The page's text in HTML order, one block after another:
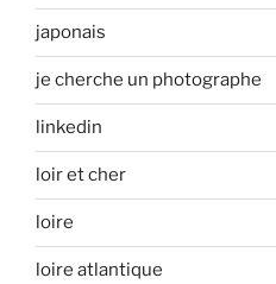
japonais
je cherche un photographe
linkedin
loir et cher
loire
loire atlantique